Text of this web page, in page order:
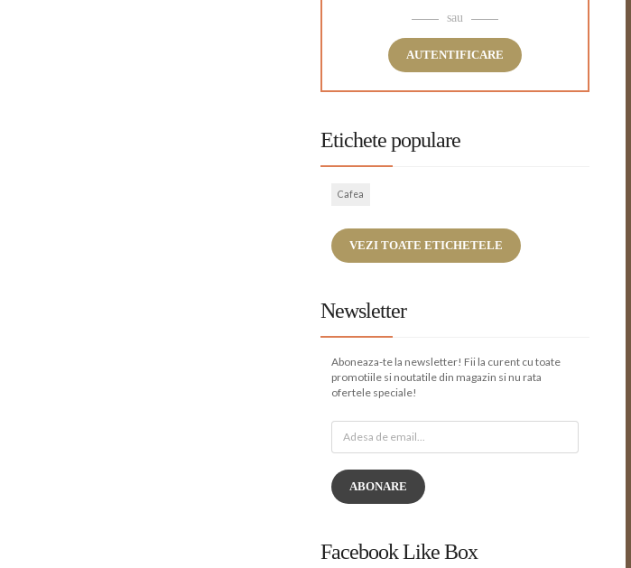
sau
AUTENTIFICARE
Etichete populare
Cafea
VEZI TOATE ETICHETELE
Newsletter
Aboneaza-te la newsletter! Fii la curent cu toate
promotiile si noutatile din magazin si nu rata
ofertele speciale!
ABONARE
Facebook Like Box